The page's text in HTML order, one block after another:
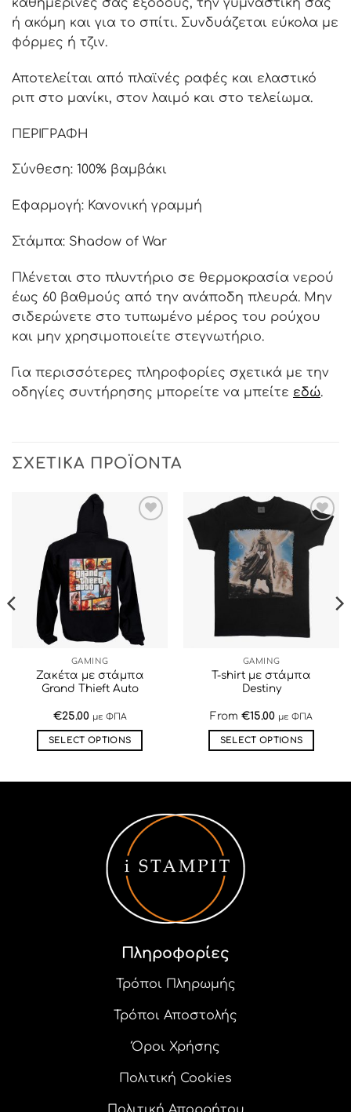
καθημερινές σας εξόδους, την γυμναστική σας
ή ακόμη και για το σπίτι. Συνδυάζεται εύκολα με
φόρμες ή τζιν.
Αποτελείται από πλαϊνές ραφές και ελαστικό
ριπ στο μανίκι, στον λαιμό και στο τελείωμα.
ΠΕΡΙΓΡΑΦΗ
Σύνθεση: 100% βαμβάκι
Εφαρμογή: Κανονική γραμμή
Στάμπα: Shadow of War
Πλένεται στο πλυντήριο σε θερμοκρασία νερού
έως 60 βαθμούς από την ανάποδη πλευρά. Μην
σιδερώνετε στο τυπωμένο μέρος του ρούχου
και μην χρησιμοποιείτε στεγνωτήριο.
Για περισσότερες πληροφορίες σχετικά με την
οδηγίες συντήρησης μπορείτε να μπείτε εδώ.
ΣΧΕΤΙΚΆ ΠΡΟΪΌΝΤΑ
ΠΡΟΣΘΉΚΗ
ΣΤΗΝ ΛΊΣΤΑ
ΕΠΙΘΥΜΙΏΝ
GAMING
Ζακέτα με στάμπα
Grand Thieft Auto
€25.00 με ΦΠΑ
SELECT OPTIONS
πολλαπλές
παραλλαγές.
επιλογές
μπορούν
επιλεγούν
σελίδα
προϊόντος
ΠΡΟΣΘΉΚΗ
ΣΤΗΝ ΛΊΣΤΑ
ΕΠΙΘΥΜΙΏΝ
GAMING
T-shirt με στάμπα
Destiny
From €15.00 με ΦΠΑ
SELECT OPTIONS
Πληροφορίες
Τρόποι Πληρωμής
Τρόποι Αποστολής
Όροι Χρήσης
Πολιτική Cookies